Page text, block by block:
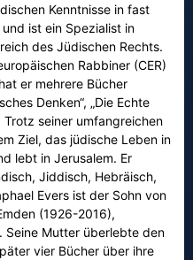
Kenntnisse in fast
ist ein Spezialist in
des Jüdischen Rechts.
Rabbiner (CER)
er mehrere Bücher
Denken“, „Die Echte
Trotz seiner umfangreichen
Ziel, das jüdische Leben in
lebt in Jerusalem. Er
Jiddisch, Hebräisch,
Evers ist der Sohn von
(1926-2016),
Seine Mutter überlebte den
vier Bücher über ihre